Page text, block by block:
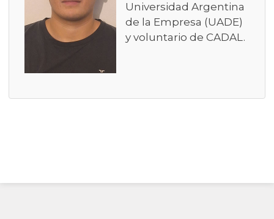
Universidad Argentina
de la Empresa (UADE)
y voluntario de CADAL.